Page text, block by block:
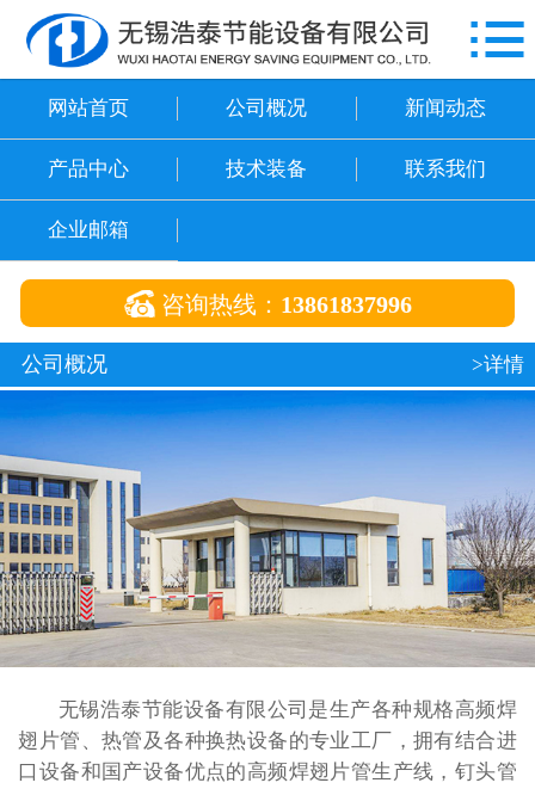
网站首页
联系我们
企业邮箱

网站首页 公司概况 新闻动态
产品中心 技术装备 联系我们
企业邮箱
 咨询热线： 13861837996
公司概况 >详情
无锡浩泰节能设备有限公司是生产各种规格高频焊
翅片管、热管及各种换热设备的专业工厂，拥有结合进
口设备和国产设备优点的高频焊翅片管生产线，钉头管